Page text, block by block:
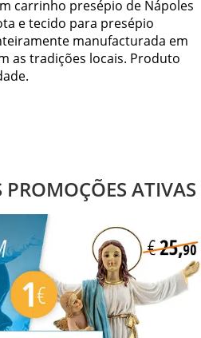
carrinho presépio de Nápoles
e tecido para presépio
manufacturada em
as tradições locais. Produto
PROMOÇÕES ATIVAS